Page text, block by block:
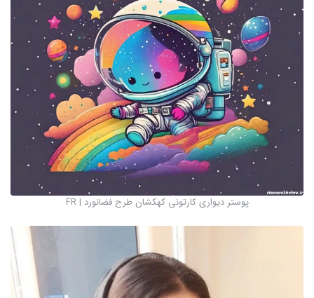
پوستر دیواری کارتونی کهکشان طرح فضانورد | FR